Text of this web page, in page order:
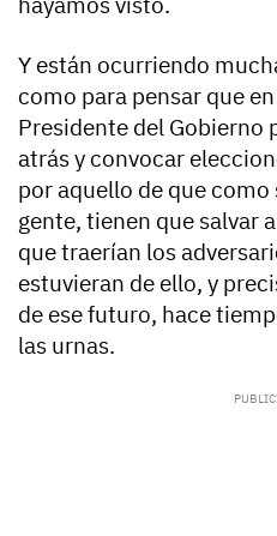
Y están ocurriendo
como para pensar que
Presidente del Gobierno
atrás y convocar
por aquello de que como
gente, tienen que salvar
que traerían los
estuvieran de ello, y
de ese futuro, hace
las urnas.